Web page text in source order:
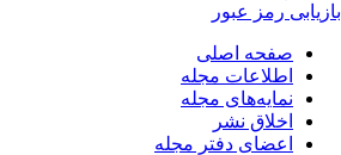
رمز عبور
صفحه اصلی
اطلاعات مجله
نمایه‌های مجله
اخلاق نشر
اعضای دفتر مجله